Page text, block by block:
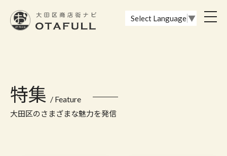
Select Language ▼
特集 / Feature
大田区のさまざまな魅力を発信